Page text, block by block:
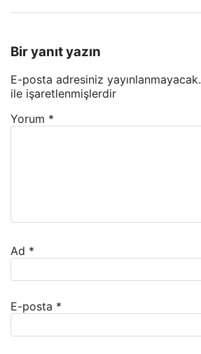
Bir yanıt yazın
E-posta adresiniz yayınlanmayacak.
ile işaretlenmişlerdir
Yorum *
Ad *
E-posta *